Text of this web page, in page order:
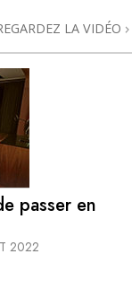
LA VIDÉO
passer en
2022